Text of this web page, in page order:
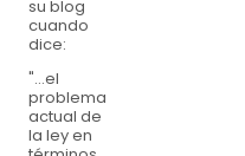
su blog
cuando
dice:
"…el
problema
actual de
la ley en